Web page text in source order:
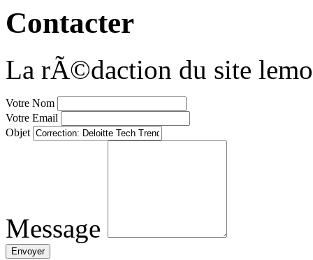
Contacter
La rÃ©daction du site
Votre Nom
Votre Email
Objet
Message